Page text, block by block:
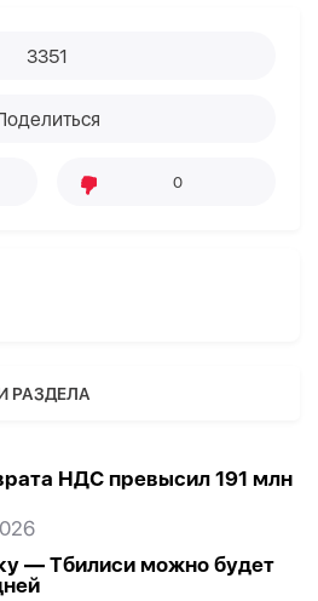
3351
0
РАЗДЕЛА
НДС превысил 191 млн
— Тбилиси можно будет